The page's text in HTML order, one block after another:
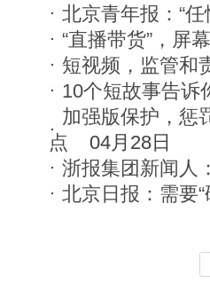
北京青年报：“
“直播带货”，屏
短视频，监管和
10个短故事告诉
加强版保护，
点
04月28日
浙报集团新闻人
北京日报：需要